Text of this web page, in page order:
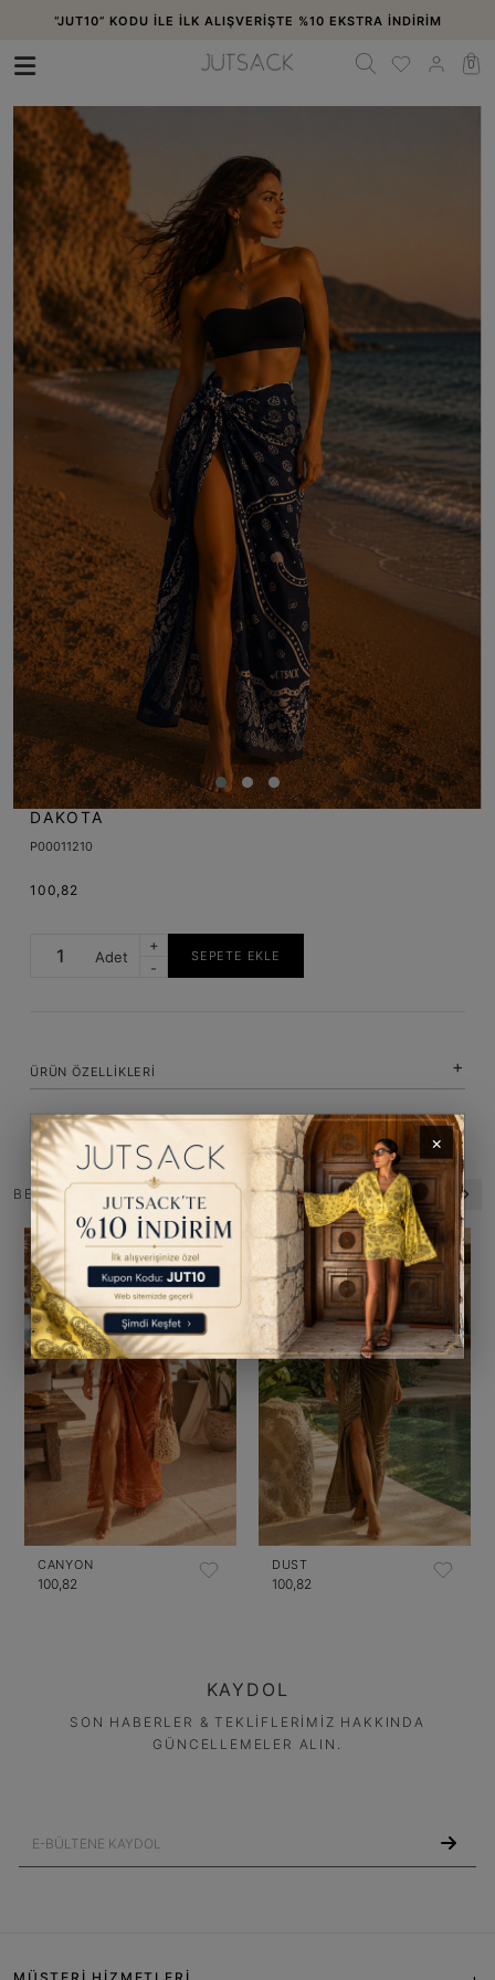
“JUT10” KODU İLE İLK ALIŞVERİŞTE %10 EKSTRA İNDİRİM
0
DAKOTA
P00011210
100,82
Adet
+
-
SEPETE EKLE
ÜRÜN ÖZELLIKLERI
BENZER ÜRÜNLER
CANYON
100,82
DUST
100,82
KAYDOL
SON HABERLER & TEKLİFLERİMİZ HAKKINDA
GÜNCELLEMELER ALIN.
×